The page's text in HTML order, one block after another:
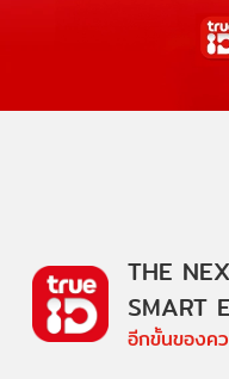
THE
SMART
อีกขั้นของค